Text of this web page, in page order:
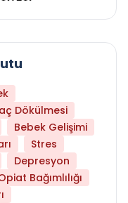
Dökülmesi
Bebek Gelişimi
Stres
Depresyon
Bağımlılığı